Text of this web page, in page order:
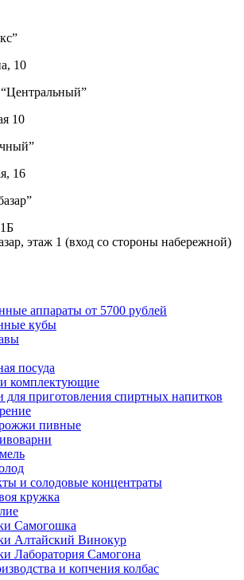
10
10
16
этаж 1 (вход со стороны набережной)
аппараты от 5700 рублей
кубы
посуда
комплектующие
приготовления спиртных напитков
пивные
и солодовые концентраты
кружка
Самогошка
Алтайский Винокур
Лаборатория Самогона
и копчения колбас